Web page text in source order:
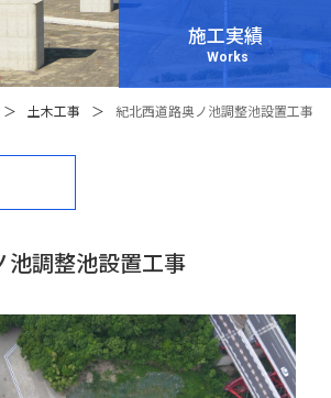
施工実績
Works
＞ 土木工事 ＞ 紀北西道路奥ノ池調整池設置工事
池調整池設置工事